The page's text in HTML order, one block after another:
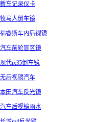
新车记录仪卡
牧马人倒车镜
福睿斯车内后视镜
汽车前轮盲区镜
现代ix35倒车镜
无后视镜汽车
本田汽车反光镜
汽车后视镜雨水